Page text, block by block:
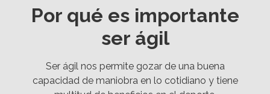
Por qué es importante
ser ágil
Ser ágil nos permite gozar de una buena
capacidad de maniobra en lo cotidiano y tiene